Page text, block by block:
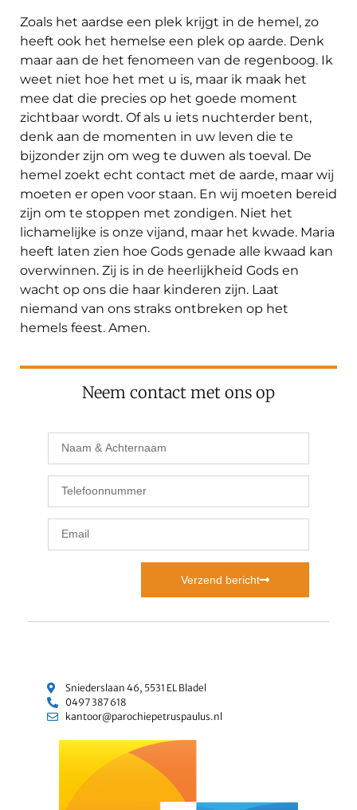
Zoals het aardse een plek krijgt in de hemel, zo
heeft ook het hemelse een plek op aarde. Denk
maar aan de het fenomeen van de regenboog. Ik
weet niet hoe het met u is, maar ik maak het
mee dat die precies op het goede moment
zichtbaar wordt. Of als u iets nuchterder bent,
denk aan de momenten in uw leven die te
bijzonder zijn om weg te duwen als toeval. De
hemel zoekt echt contact met de aarde, maar wij
moeten er open voor staan. En wij moeten bereid
zijn om te stoppen met zondigen. Niet het
lichamelijke is onze vijand, maar het kwade. Maria
heeft laten zien hoe Gods genade alle kwaad kan
overwinnen. Zij is in de heerlijkheid Gods en
wacht op ons die haar kinderen zijn. Laat
niemand van ons straks ontbreken op het
hemels feest. Amen.
Neem contact met ons op
Verzend bericht
Sniederslaan 46, 5531 EL Bladel
0497 387 618
kantoor@parochiepetruspaulus.nl